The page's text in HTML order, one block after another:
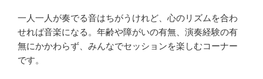
一人一人が奏でる音はちがうけれど、心のリズムを合わ
せれば音楽になる。年齢や障がいの有無、演奏経験の有
無にかかわらず、みんなでセッションを楽しむコーナー
です。